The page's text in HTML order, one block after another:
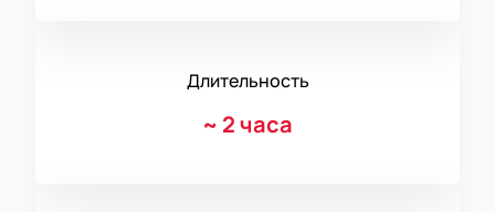
Длительность
~ 2 часа